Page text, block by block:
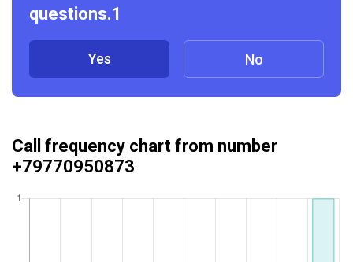
questions.1
Yes No
Call frequency chart from number
+79770950873